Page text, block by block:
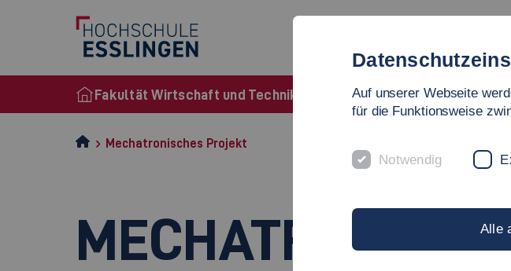
Fakultät Wirtschaft und Technik
Mechatronisches Projekt
Auf unserer Webseite
für die Funktionsweise
Notwendig
Alle